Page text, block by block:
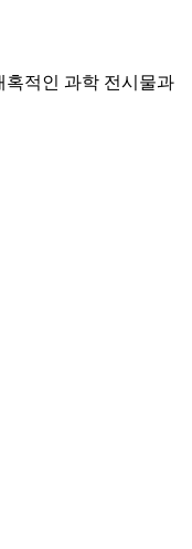
혹적인 과학 전시물과